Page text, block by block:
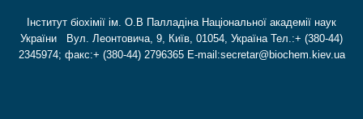
Інститут біохімії ім. О.В Палладіна Національної академії наук
України Вул. Леонтовича, 9, Київ, 01054, Україна Тел.:+ (380-44)
2345974; факс:+ (380-44) 2796365 E-mail:secretar@biochem.kiev.ua